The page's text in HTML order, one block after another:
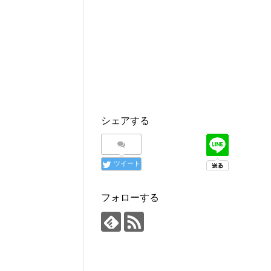
シェアする
ツイート
フォローする